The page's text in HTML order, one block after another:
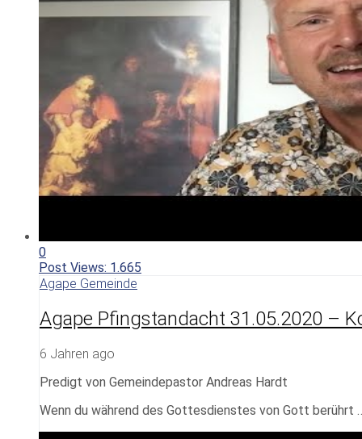
0
Post Views: 1.665
Agape Gemeinde
Agape Pfingstandacht 31.05.2020 –
6 Jahren ago
Predigt von Gemeindepastor Andreas Hardt
Wenn du während des Gottesdienstes von Gott berührt